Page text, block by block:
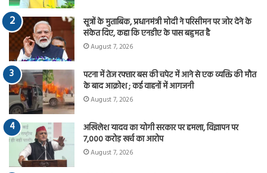
सूत्रों के मुताबिक, प्रधानमंत्री मोदी ने परिसीमन पर जोर देने के
संकेत दिए, कहा कि एनडीए के पास बहुमत है
August 7, 2026
पटना में तेज रफ्तार बस की चपेट में आने से एक व्यक्ति की मौत
के बाद आक्रोश ; कई वाहनों में आगजनी
August 7, 2026
अखिलेश यादव का योगी सरकार पर हमला, विज्ञापन पर
7,000 करोड़ खर्च का आरोप
August 7, 2026